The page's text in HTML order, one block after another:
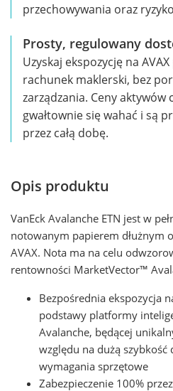
przechowywania oraz
Prosty, regulowany
Uzyskaj ekspozycję na
rachunek maklerski, bez
zarządzania. Ceny aktywów
gwałtownie się wahać i są
przez całą dobę.
Opis produktu
VanEck Avalanche ETN jest w
notowanym papierem dłużnym
AVAX. Nota ma na celu
rentowności MarketVector™
Bezpośrednia ekspozycja
podstawy platformy
Avalanche, będącej
względu na dużą szybkość
wymagania sprzętowe
Zabezpieczenie 100%